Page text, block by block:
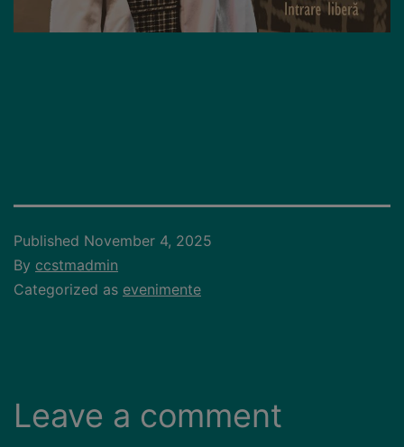
Published November 4, 2025
By ccstmadmin
Categorized as evenimente
Leave a comment